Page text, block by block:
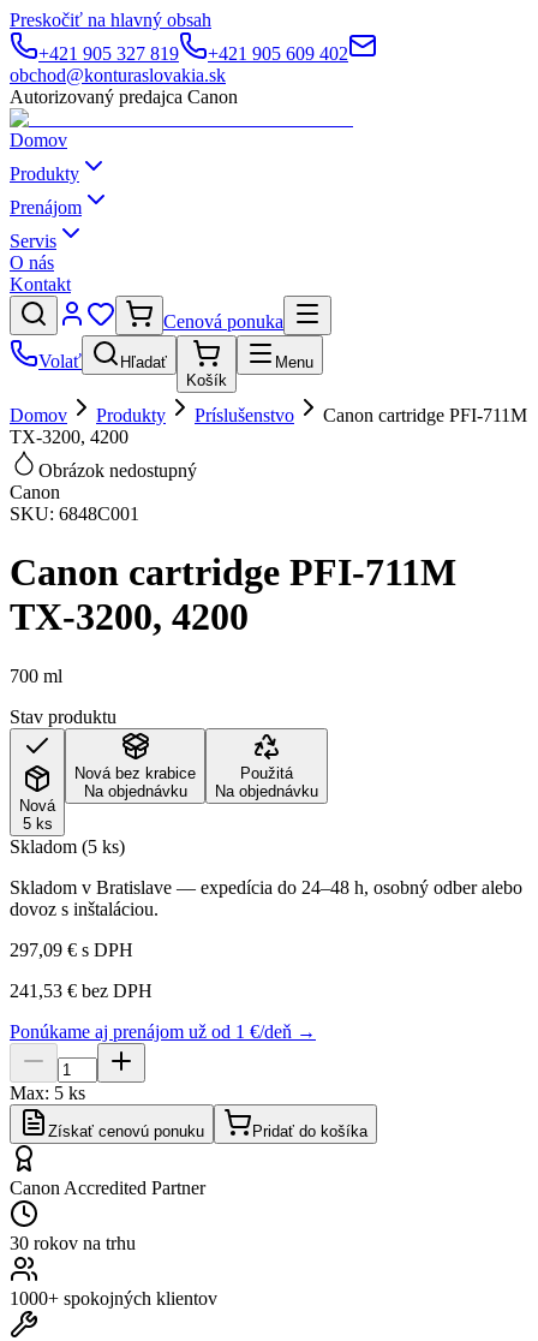
Preskočiť na hlavný obsah
+421 905 327 819
+421 905 609 402
obchod@konturaslovakia.sk
Autorizovaný predajca Canon
Domov
Produkty
Prenájom
Servis
O nás
Kontakt
Cenová ponuka
Volať
Hľadať
Košík
Menu
Domov Produkty Príslušenstvo
Canon cartridge PFI-711M
TX-3200, 4200
Obrázok nedostupný
Canon
SKU: 6848C001
Canon cartridge PFI-711M
TX-3200, 4200
700 ml
Stav produktu
Nová
5 ks
Nová bez krabice
Na objednávku
Použitá
Na objednávku
Skladom (5 ks)
Skladom v Bratislave — expedícia do 24–48 h, osobný odber alebo
dovoz s inštaláciou.
297,09 € s DPH
241,53 € bez DPH
Ponúkame aj prenájom už od 1 €/deň →
Max: 5 ks
Získať cenovú ponuku Pridať do košíka
Canon Accredited Partner
30 rokov na trhu
1000+ spokojných klientov